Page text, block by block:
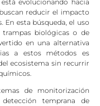
evolucionando hacia
reducir el impacto
esta búsqueda, el uso
trampas biológicas o de
en una alternativa
a estos métodos es
ecosistema sin recurrir
de monitorización
temprana de